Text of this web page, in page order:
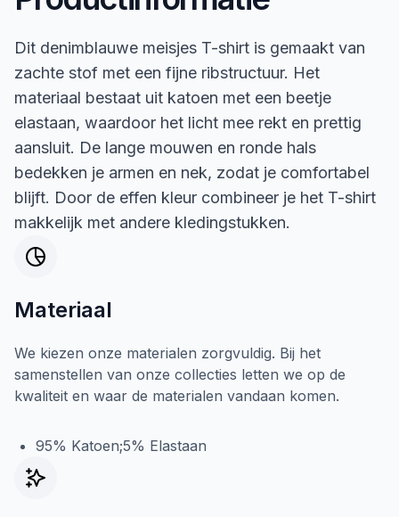
Dit denimblauwe meisjes T-shirt is gemaakt van
zachte stof met een fijne ribstructuur. Het
materiaal bestaat uit katoen met een beetje
elastaan, waardoor het licht mee rekt en prettig
aansluit. De lange mouwen en ronde hals
bedekken je armen en nek, zodat je comfortabel
blijft. Door de effen kleur combineer je het T-shirt
makkelijk met andere kledingstukken.
Materiaal
We kiezen onze materialen zorgvuldig. Bij het
samenstellen van onze collecties letten we op de
kwaliteit en waar de materialen vandaan komen.
95% Katoen;5% Elastaan